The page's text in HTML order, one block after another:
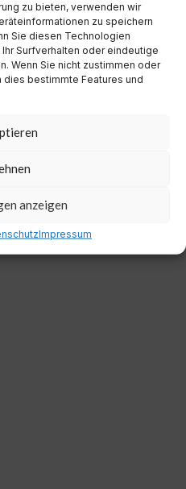
zu bieten, verwenden wir
zu speichern
Sie diesen Technologien
Surfverhalten oder eindeutige
Wenn Sie nicht zustimmen oder
dies bestimmte Features und
anzeigen
Impressum